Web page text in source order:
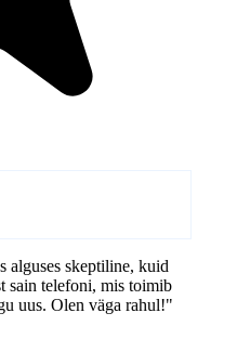
alguses skeptiline, kuid
sain telefoni, mis toimib
uus. Olen väga rahul!"